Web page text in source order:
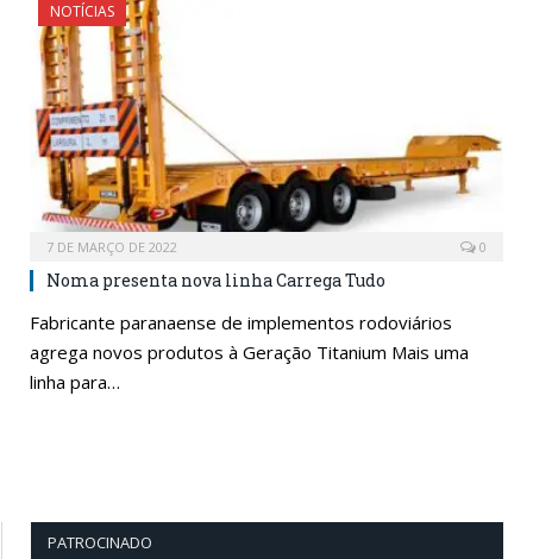
NOTÍCIAS
7 DE MARÇO DE 2022 0
Noma presenta nova linha Carrega Tudo
Fabricante paranaense de implementos rodoviários
agrega novos produtos à Geração Titanium Mais uma
linha para…
PATROCINADO